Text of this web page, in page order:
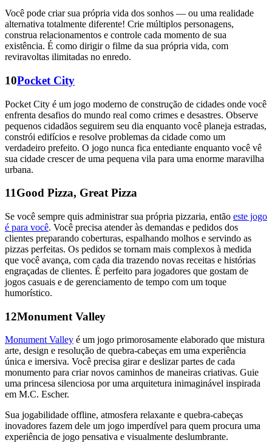
Você pode criar sua própria vida dos sonhos — ou uma realidade
alternativa totalmente diferente! Crie múltiplos personagens,
construa relacionamentos e controle cada momento de sua
existência. É como dirigir o filme da sua própria vida, com
reviravoltas ilimitadas no enredo.
10Pocket City
Pocket City é um jogo moderno de construção de cidades onde você
enfrenta desafios do mundo real como crimes e desastres. Observe
pequenos cidadãos seguirem seu dia enquanto você planeja estradas,
constrói edifícios e resolve problemas da cidade como um
verdadeiro prefeito. O jogo nunca fica entediante enquanto você vê
sua cidade crescer de uma pequena vila para uma enorme maravilha
urbana.
11Good Pizza, Great Pizza
Se você sempre quis administrar sua própria pizzaria, então este jogo
é para você. Você precisa atender às demandas e pedidos dos
clientes preparando coberturas, espalhando molhos e servindo as
pizzas perfeitas. Os pedidos se tornam mais complexos à medida
que você avança, com cada dia trazendo novas receitas e histórias
engraçadas de clientes. É perfeito para jogadores que gostam de
jogos casuais e de gerenciamento de tempo com um toque
humorístico.
12Monument Valley
Monument Valley é um jogo primorosamente elaborado que mistura
arte, design e resolução de quebra-cabeças em uma experiência
única e imersiva. Você precisa girar e deslizar partes de cada
monumento para criar novos caminhos de maneiras criativas. Guie
uma princesa silenciosa por uma arquitetura inimaginável inspirada
em M.C. Escher.
Sua jogabilidade offline, atmosfera relaxante e quebra-cabeças
inovadores fazem dele um jogo imperdível para quem procura uma
experiência de jogo pensativa e visualmente deslumbrante.